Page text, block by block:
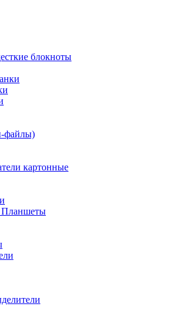
блокноты
файлы)
картонные